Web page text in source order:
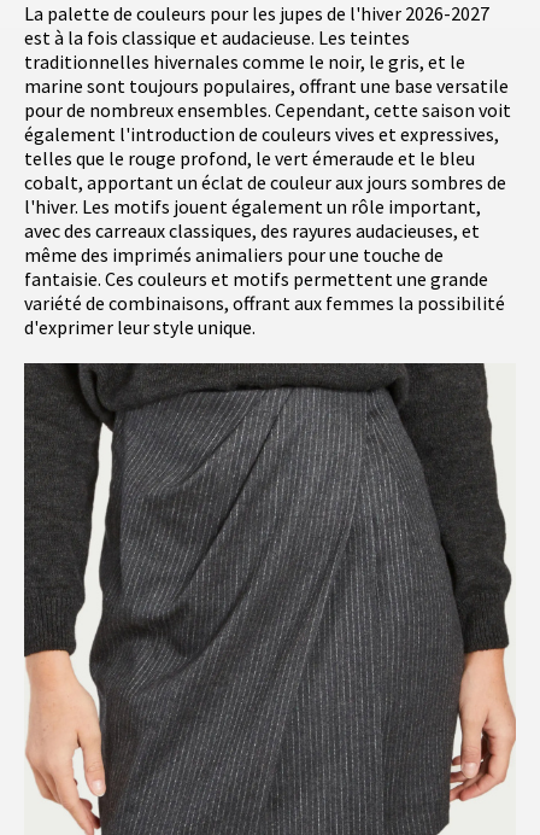
La palette de couleurs pour les jupes de l'hiver 2026-2027
est à la fois classique et audacieuse. Les teintes
traditionnelles hivernales comme le noir, le gris, et le
marine sont toujours populaires, offrant une base versatile
pour de nombreux ensembles. Cependant, cette saison voit
également l'introduction de couleurs vives et expressives,
telles que le rouge profond, le vert émeraude et le bleu
cobalt, apportant un éclat de couleur aux jours sombres de
l'hiver. Les motifs jouent également un rôle important,
avec des carreaux classiques, des rayures audacieuses, et
même des imprimés animaliers pour une touche de
fantaisie. Ces couleurs et motifs permettent une grande
variété de combinaisons, offrant aux femmes la possibilité
d'exprimer leur style unique.